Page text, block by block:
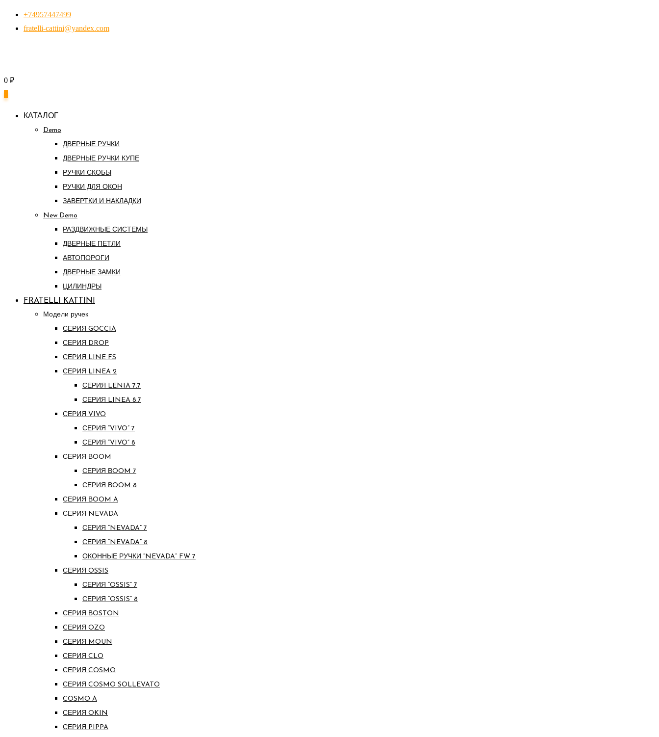
Перейти+74957447499
fratelli-cattini@yandex.com
0 ₽
КАТАЛОГ
Demo
ДВЕРНЫЕ РУЧКИ
ДВЕРНЫЕ РУЧКИ КУПЕ
РУЧКИ СКОБЫ
РУЧКИ ДЛЯ ОКОН
ЗАВЕРТКИ И НАКЛАДКИ
New Demo
РАЗДВИЖНЫЕ СИСТЕМЫ
ДВЕРНЫЕ ПЕТЛИ
АВТОПОРОГИ
ДВЕРНЫЕ ЗАМКИ
ЦИЛИНДРЫ
FRATELLI KATTINI
Модели ручек
СЕРИЯ GOCCIA
СЕРИЯ DROP
СЕРИЯ LINE FS
СЕРИЯ LINEA 2
СЕРИЯ LENIA 7.7
СЕРИЯ LINEA 8.7
СЕРИЯ VIVO
СЕРИЯ “VIVO” 7
СЕРИЯ “VIVO” 8
СЕРИЯ ВOOM
СЕРИЯ ВOOM 7
СЕРИЯ ВOOM 8
СЕРИЯ ВOOM A
СЕРИЯ NEVADA
СЕРИЯ “NEVADA” 7
СЕРИЯ “NEVADA” 8
ОКОННЫЕ РУЧКИ “NEVADA” FW 7
СЕРИЯ OSSIS
СЕРИЯ “OSSIS” 7
СЕРИЯ “OSSIS” 8
СЕРИЯ ВOSTON
CЕРИЯ OZO
СЕРИЯ MOUN
СЕРИЯ CLO
СЕРИЯ COSMO
СЕРИЯ COSMO SOLLEVATO
COSMO A
СЕРИЯ OKIN
СЕРИЯ PIPPA